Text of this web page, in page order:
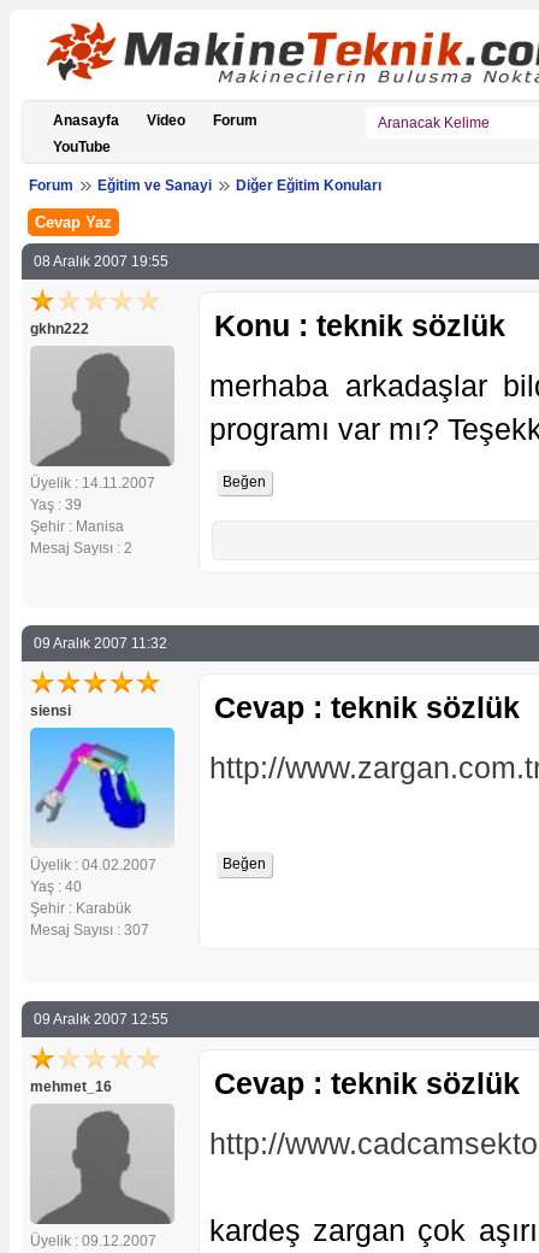
Anasayfa Video
Forum
YouTube
Forum Eğitim ve Sanayi Diğer Eğitim Konuları
Cevap Yaz
08 Aralık 2007 19:55
gkhn222
Üyelik : 14.11.2007
Yaş : 39
Şehir : Manisa
Mesaj Sayısı : 2
Konu : teknik sözlük
merhaba arkadaşlar
programı var mı?
09 Aralık 2007 11:32
siensi
Üyelik : 04.02.2007
Yaş : 40
Şehir : Karabük
Mesaj Sayısı : 307
Cevap : teknik sözlük
http://
09 Aralık 2007 12:55
mehmet_16
Üyelik : 09.12.2007
Cevap : teknik sözlük
http://
kardeş zargan çok